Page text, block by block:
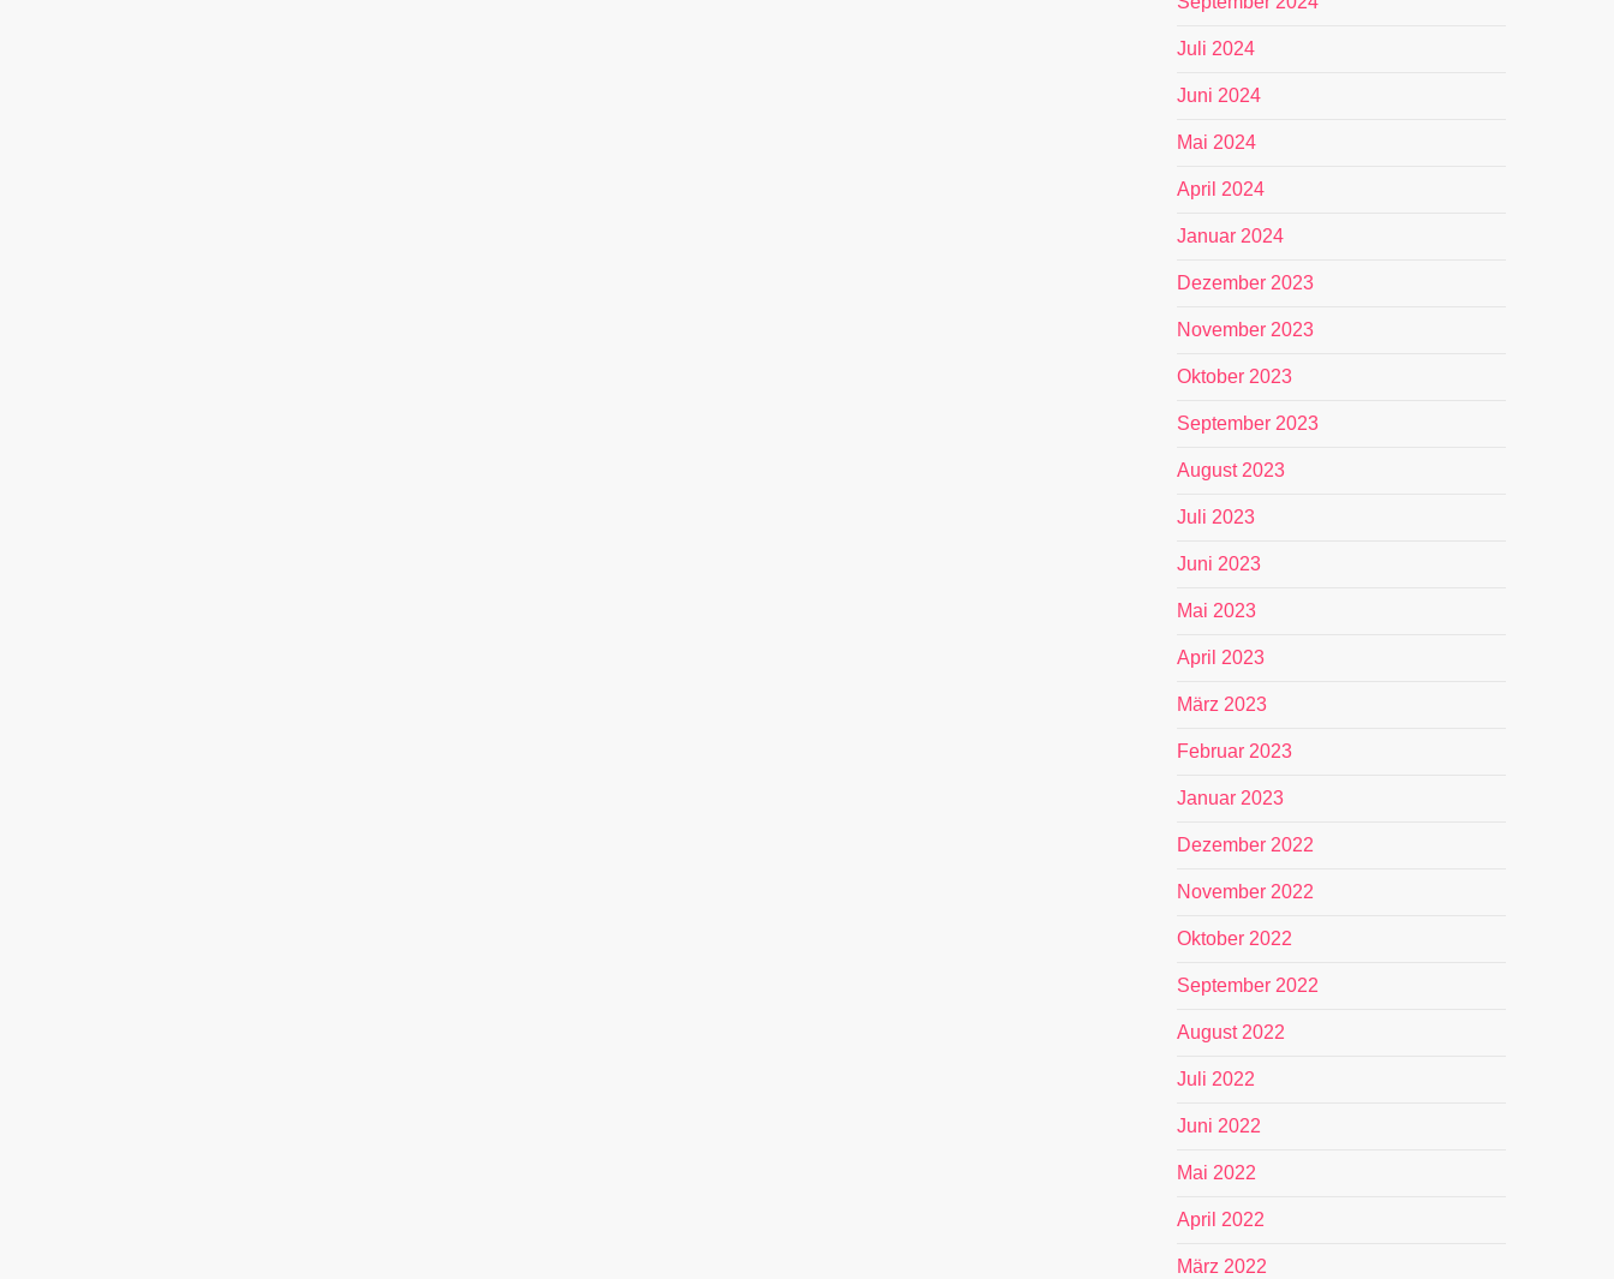
Juli 2024
Juni 2024
Mai 2024
April 2024
Januar 2024
Dezember 2023
November 2023
Oktober 2023
September 2023
August 2023
Juli 2023
Juni 2023
Mai 2023
April 2023
März 2023
Februar 2023
Januar 2023
Dezember 2022
November 2022
Oktober 2022
September 2022
August 2022
Juli 2022
Juni 2022
Mai 2022
April 2022
März 2022